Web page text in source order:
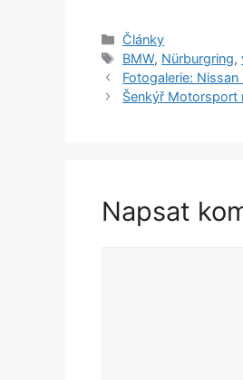
Rubriky
Články
Štítky
BMW, Nürburgring,
Fotogalerie:
Šenkýř Motorsport
Napsat